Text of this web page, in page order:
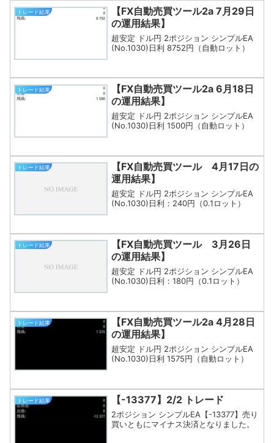
トレード結果
【FX自動売買ツール2a 7月29日
の運用結果】
超安定 ドル円 2ポジション シンプルEA
(No.1030)日利 8752円（自動ロット）
トレード結果
【FX自動売買ツール2a 6月18日
の運用結果】
超安定 ドル円 2ポジション シンプルEA
(No.1030)日利 1500円（自動ロット）
トレード結果
【FX自動売買ツール 4月17日の
運用結果】
超安定 ドル円 2ポジション シンプルEA
(No.1030)日利：240円（0.1ロット）
トレード結果
【FX自動売買ツール 3月26日
の運用結果】
超安定 ドル円 2ポジション シンプルEA
(No.1030)日利：180円（0.1ロット）
トレード結果
【FX自動売買ツール2a 4月28日
の運用結果】
超安定 ドル円 2ポジション シンプルEA
(No.1030)日利 1575円（自動ロット）
トレード結果 【-13377】2/2 トレード
2ポジション シンプルEA【-13377】売り
買いともにマイナス決済となりました。